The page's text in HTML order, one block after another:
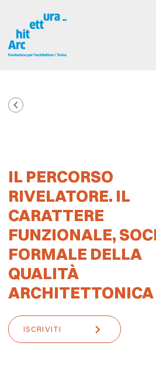
IL PERCORSO
RIVELATORE. IL
CARATTERE
FUNZIONALE,
FORMALE DELLA
QUALITÀ
ARCHITETTONICA
ISCRIVITI